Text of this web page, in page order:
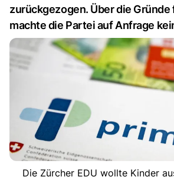
zurückgezogen. Über die Gründe
machte die Partei auf Anfrage
Die Zürcher EDU wollte Kinder